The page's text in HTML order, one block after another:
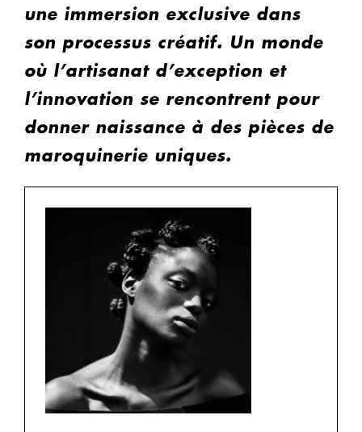
une immersion exclusive dans
son processus créatif. Un monde
où l’artisanat d’exception et
l’innovation se rencontrent pour
donner naissance à des pièces de
maroquinerie uniques.